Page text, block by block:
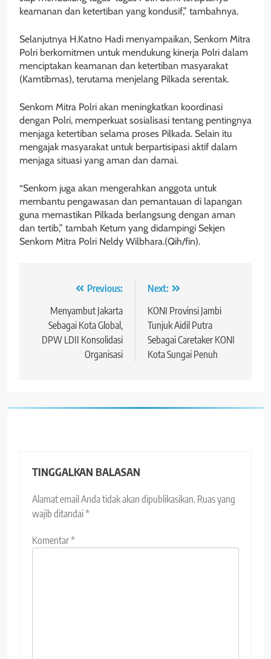
keamanan dan ketertiban yang kondusif,” tambahnya.
Selanjutnya H.Katno Hadi menyampaikan, Senkom Mitra
Polri berkomitmen untuk mendukung kinerja Polri dalam
menciptakan keamanan dan ketertiban masyarakat
(Kamtibmas), terutama menjelang Pilkada serentak.
Senkom Mitra Polri akan meningkatkan koordinasi
dengan Polri, memperkuat sosialisasi tentang pentingnya
menjaga ketertiban selama proses Pilkada. Selain itu
mengajak masyarakat untuk berpartisipasi aktif dalam
menjaga situasi yang aman dan damai.
“Senkom juga akan mengerahkan anggota untuk
membantu pengawasan dan pemantauan di lapangan
guna memastikan Pilkada berlangsung dengan aman
dan tertib,” tambah Ketum yang didampingi Sekjen
Senkom Mitra Polri Neldy Wilbhara.(Qih/fin).
Navigasi
pos
Previous:
Menyambut Jakarta
Sebagai Kota Global,
DPW LDII Konsolidasi
Organisasi
Next:
KONI Provinsi Jambi
Tunjuk Aidil Putra
Sebagai Caretaker KONI
Kota Sungai Penuh
TINGGALKAN BALASAN
Alamat email Anda tidak akan dipublikasikan. Ruas yang
wajib ditandai*
Komentar*